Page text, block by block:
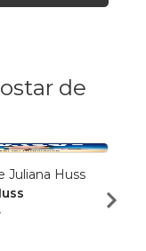
de
Juliana Huss
DOR